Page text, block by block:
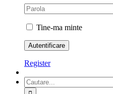
Tine-ma minte
Register
Cautare...